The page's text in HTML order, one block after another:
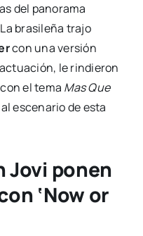
del panorama
brasileña trajo
con una versión
le rindieron
con el tema Mas Que
escenario de esta
Jovi ponen
‘Now or